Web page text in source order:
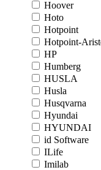
Hoover
Hoto
Hotpoint
Hotpoint-
HP
Humberg
HUSLA
Husla
Husqvarna
Hyundai
HYUNDAI
id Software
ILife
Imilab